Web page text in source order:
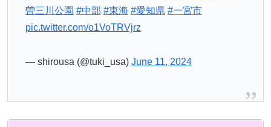
曽三川公園 #中部 #東海 #愛知県 #一宮市
pic.twitter.com/o1VoTRVjrz
— shirousa (@tuki_usa) June 11, 2024